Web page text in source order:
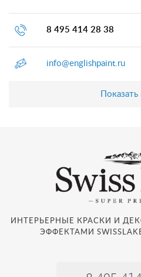
8 495 414 28 38
info@englishpaint.ru
Показать
ИНТЕРЬЕРНЫЕ КРАСКИ И
ЭФФЕКТАМИ